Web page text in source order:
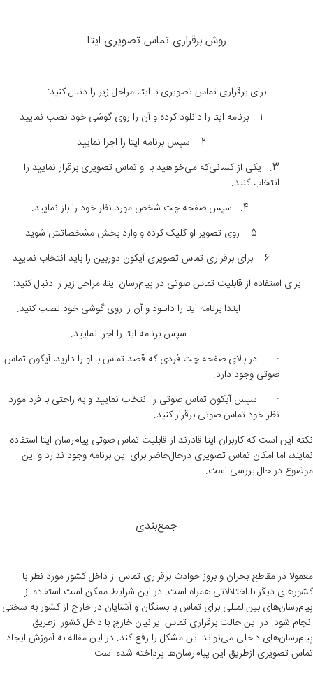
روش برقراری تماس تصویری ایتا
برای برقراری تماس تصویری با ایتا، مراحل زیر را دنبال کنید:
1.
برنامه ایتا را دانلود کرده و آن را روی گوشی خود نصب نمایید.
2.
سپس برنامه ایتا را اجرا نمایید.
3.
یکی از کسانی‌که می‌خواهید با او تماس تصویری برقرار نمایید را
انتخاب کنید.
4.
سپس صفحه چت شخص مورد نظر خود را باز نمایید.
5.
روی تصویر او کلیک کرده و وارد بخش مشخصاتش شوید.
6.
برای برقراری تماس تصویری آیکون دوربین را باید انتخاب نمایید.
برای استفاده از قابلیت تماس صوتی در پیام‌‌رسان ایتا، مراحل زیر را دنبال کنید:
· ابتدا برنامه ایتا را دانلود و آن را روی گوشی خود نصب کنید.
· سپس برنامه ایتا را اجرا نمایید.
· در بالای صفحه چت فردی که قصد تماس با او را دارید، آیکون تماس
صوتی وجود دارد.
· سپس آیکون تماس صوتی را انتخاب نمایید و به راحتی با فرد مورد
نظر خود تماس صوتی برقرار کنید.
نکته این است که کاربران ایتا قادرند از قابلیت تماس صوتی پیام‌رسان ایتا استفاده
نمایند، اما امکان تماس تصویری درحال‌حاضر برای این برنامه وجود ندارد و این
موضوع در حال بررسی است.
جمع‌بندی
معمولا در مقاطع بحران و بروز حوادث برقراری تماس از داخل کشور مورد نظر با
کشورهای دیگر با اختلالاتی همراه است. در این شرایط ممکن است استفاده از
پیام‌رسان‌های بین‌المللی برای تماس با بستگان و آشنایان در خارج از کشور به سختی
انجام ‌شود. در این حالت برقراری تماس ایرانیان خارج با داخل کشور ازطریق
پیام‌رسان‌های داخلی می‌تواند این مشکل را رفع کند. در این مقاله به آموزش ایجاد
تماس تصویری ازطریق این پیام‌رسان‌ها پرداخته شده است.